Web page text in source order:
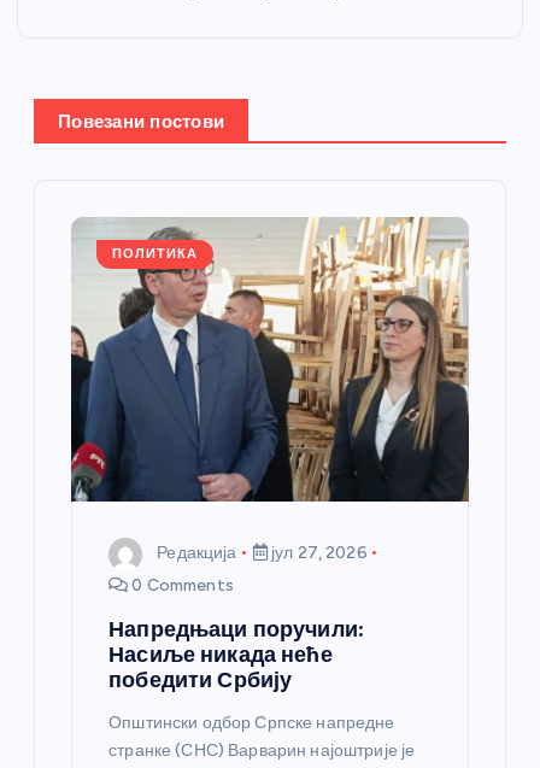
њ
е
Повезани постови
ПОЛИТИКА
Редакција
јул 27, 2026
0 Comments
Напредњаци поручили:
Насиље никада неће
победити Србију
Општински одбор Српске напредне
странке (СНС) Варварин најоштрије је